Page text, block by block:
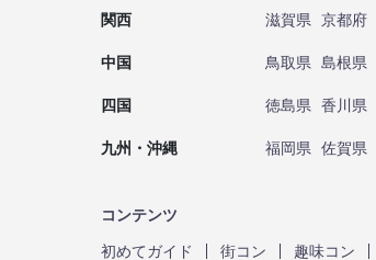
関西 滋賀県 京都府
中国 鳥取県 島根県
四国 徳島県 香川県
九州・沖縄 福岡県 佐賀県
コンテンツ
初めてガイド
街コン 趣味コン